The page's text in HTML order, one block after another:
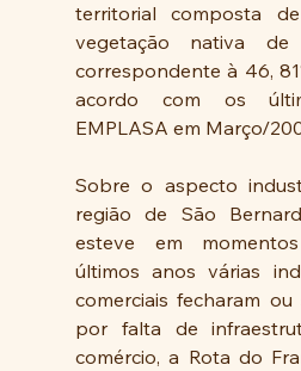
territorial composta
vegetação nativa de
correspondente à 46,
acordo com os
EMPLASA em Março/
Sobre o aspecto
região de São
esteve em
últimos anos várias
comerciais fecharam
por falta de
comércio, a Rota do